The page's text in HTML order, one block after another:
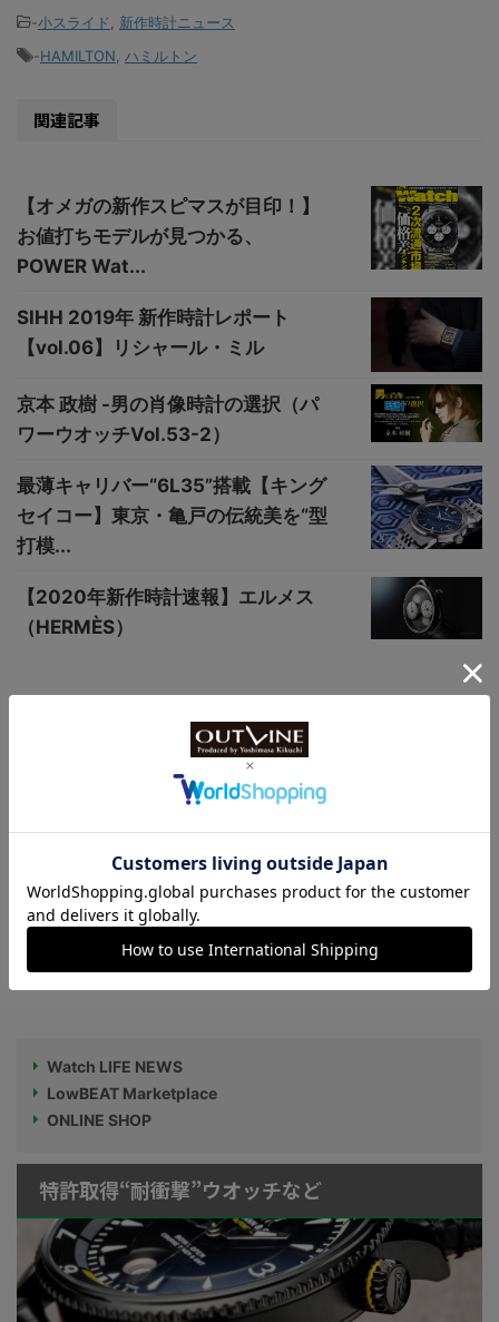
-小スライド
新作時計ニュース
-HAMILTON ハミルトン
関連記事
【オメガの新作スピマスが目印！】
お値打ちモデルが見つかる、
POWER Wat...
SIHH 2019年 新作時計レポート
【vol.06】リシャール・ミル
京本 政樹 -男の肖像時計の選択（パ
ワーウオッチVol.53-2）
最薄キャリバー“6L35”搭載【キング
セイコー】東京・亀戸の伝統美を“型
打模...
【2020年新作時計速報】エルメス
（HERMÈS）
小ぶりな40mm以下【本格“機械式時計”５
機種】スウェーデン発マイクロブラン
ド“ブラヴァ”が日本再上陸
昭和世代が喜ぶ…？【セイコー×懐かしア
ニメ】文字盤にルパン三世や北斗の拳な
Watch LIFE NEWS
LowBEAT Marketplace
ONLINE SHOP
特許取得“耐衝撃”ウオッチなど